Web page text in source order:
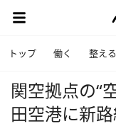
トップ 働く 整える
関空拠点の“
田空港に新